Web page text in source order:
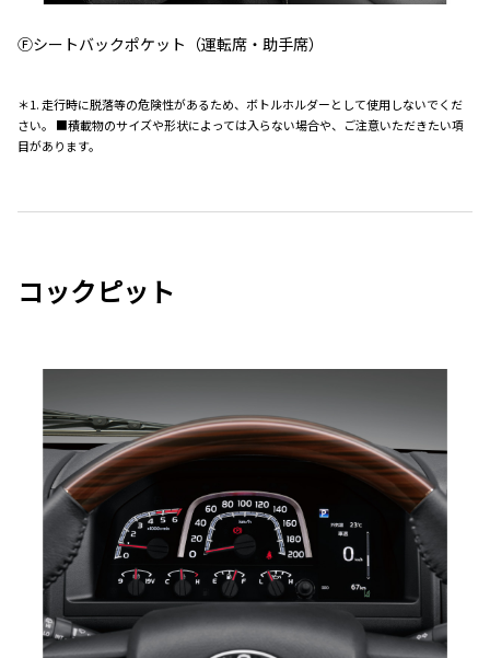
Ⓕシートバックポケット（運転席・助手席）
＊1. 走行時に脱落等の危険性があるため、ボトルホルダーとして使用しないでくだ
さい。 ■積載物のサイズや形状によっては入らない場合や、ご注意いただきたい項
目があります。
コックピット